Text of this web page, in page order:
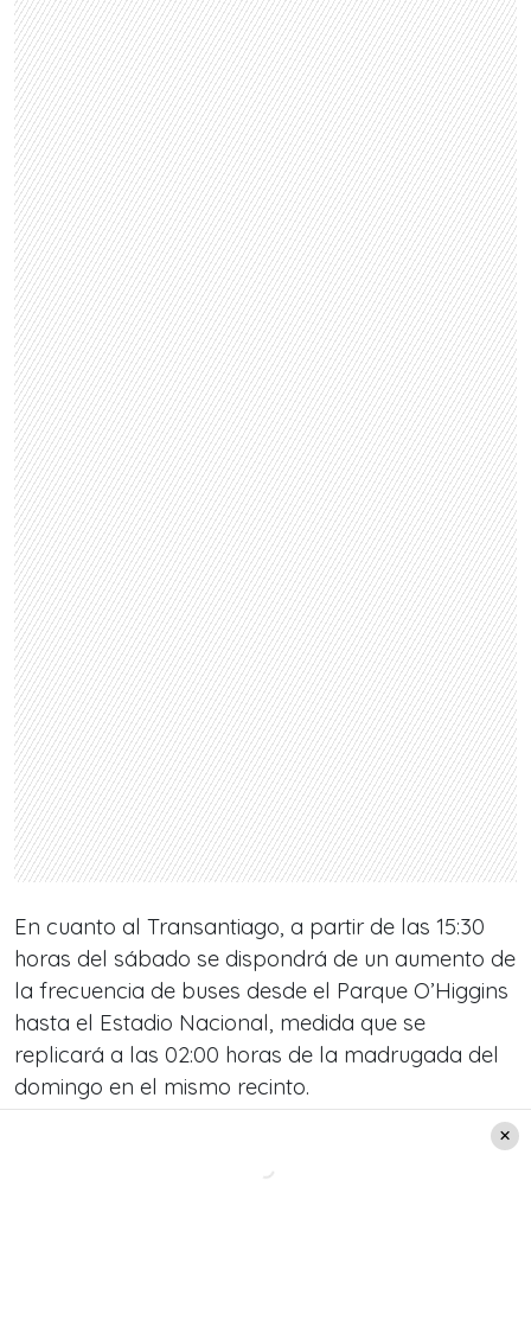
En cuanto al Transantiago, a partir de las 15:30
horas del sábado se dispondrá de un aumento de
la frecuencia de buses desde el Parque O’Higgins
hasta el Estadio Nacional, medida que se
replicará a las 02:00 horas de la madrugada del
domingo en el mismo recinto.
"Conoce a los famosos que serán